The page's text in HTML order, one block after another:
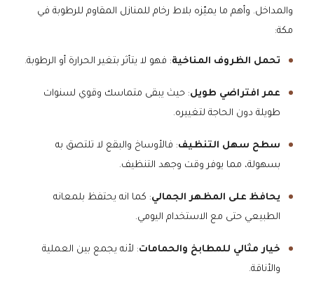
والمداخل. وأهم ما يميّزه بلاط رخام للمنازل المقاوم للرطوبة في
مكة:
تحمل الظروف المناخية: فهو لا يتأثر بتغير الحرارة أو الرطوبة.
عمر افتراضي طويل: حيث يبقى متماسك وقوي لسنوات
طويلة دون الحاجة لتغييره.
سطح سهل التنظيف: فالأوساخ والبقع لا تلتصق به
بسهولة، مما يوفر وقت وجهد التنظيف.
يحافظ على المظهر الجمالي: كما انه يحتفظ بلمعانه
الطبيعي حتى مع الاستخدام اليومي.
خيار مثالي للمطابخ والحمامات: لأنه يجمع بين العملية
والأناقة.